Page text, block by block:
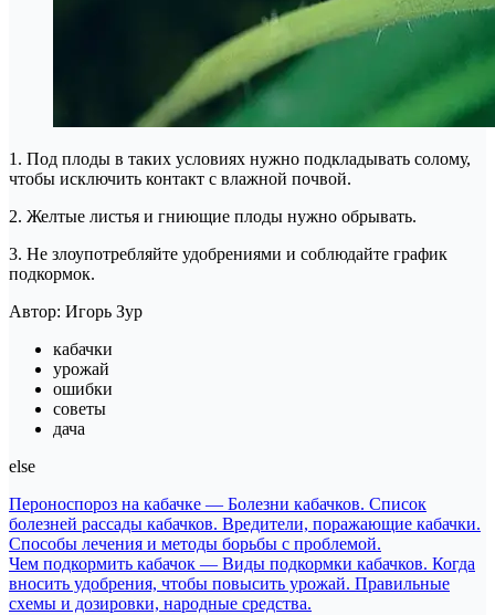
1. Под плоды в таких условиях нужно подкладывать солому,
чтобы исключить контакт с влажной почвой.
2. Желтые листья и гниющие плоды нужно обрывать.
3. Не злоупотребляйте удобрениями и соблюдайте график
подкормок.
Автор: Игорь Зур
кабачки
урожай
ошибки
советы
дача
else
Навигация
по
записям
Пероноспороз на кабачке — Болезни кабачков. Список
болезней рассады кабачков. Вредители, поражающие кабачки.
Способы лечения и методы борьбы с проблемой.
Чем подкормить кабачок — Виды подкормки кабачков. Когда
вносить удобрения, чтобы повысить урожай. Правильные
схемы и дозировки, народные средства.